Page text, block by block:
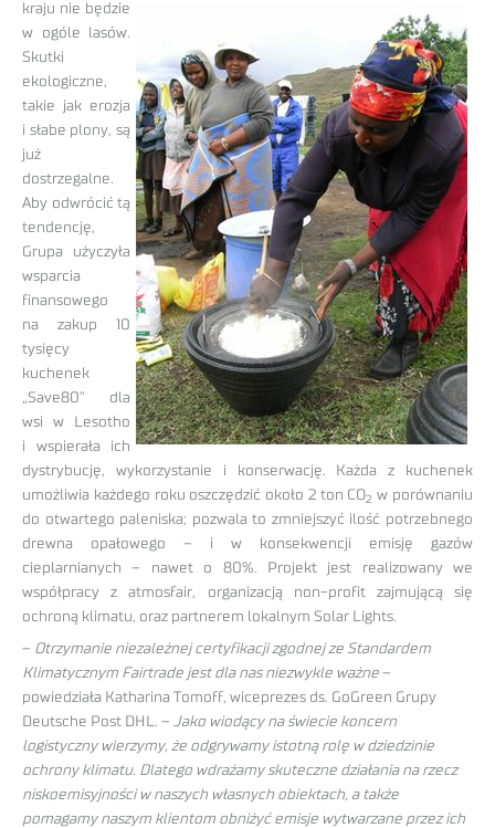
kraju nie będzie
w ogóle lasów.
Skutki
ekologiczne,
takie jak erozja
i słabe plony, są
już
dostrzegalne.
Aby odwrócić tą
tendencję,
Grupa użyczyła
wsparcia
finansowego
na zakup 10
tysięcy
kuchenek
„Save80” dla
wsi w Lesotho
i wspierała ich
dystrybucję, wykorzystanie i konserwację. Każda z kuchenek
umożliwia każdego roku oszczędzić około 2 ton CO2 w porównaniu
do otwartego paleniska; pozwala to zmniejszyć ilość potrzebnego
drewna opałowego – i w konsekwencji emisję gazów
cieplarnianych – nawet o 80%. Projekt jest realizowany we
współpracy z atmosfair, organizacją non-profit zajmującą się
ochroną klimatu, oraz partnerem lokalnym Solar Lights.
– Otrzymanie niezależnej certyfikacji zgodnej ze Standardem
Klimatycznym Fairtrade jest dla nas niezwykle ważne –
powiedziała Katharina Tomoff, wiceprezes ds. GoGreen Grupy
Deutsche Post DHL. – Jako wiodący na świecie koncern
logistyczny wierzymy, że odgrywamy istotną rolę w dziedzinie
ochrony klimatu. Dlatego wdrażamy skuteczne działania na rzecz
niskoemisyjności w naszych własnych obiektach, a także
pomagamy naszym klientom obniżyć emisje wytwarzane przez ich